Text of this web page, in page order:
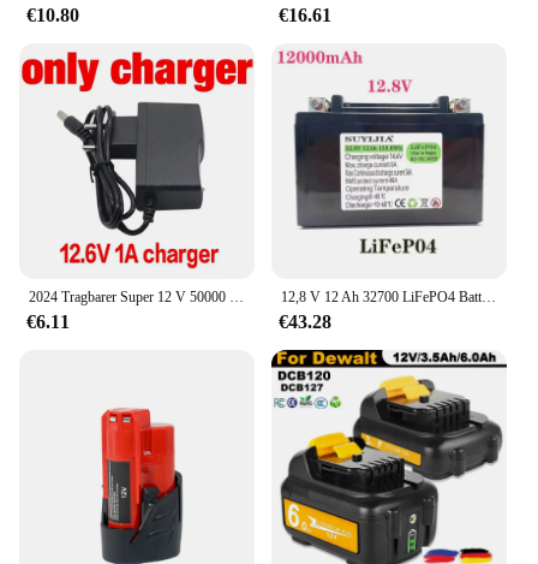
€10.80 €16.61
€6.11
12,8 V 12 Ah 32700 LiFePO4 Batterie Motorrad Fahrrad Batterie BMS 12 V Lithiumphosphat Roller Solar Batterie
€43.28